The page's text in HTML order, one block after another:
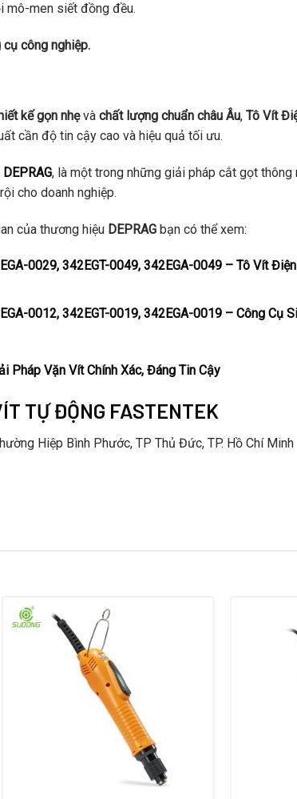
men siết đồng đều.
công nghiệp.
kế gọn nhẹvà chất lượng chuẩn châu Âu, Tô Vít
cần độ tin cậy cao và hiệu quả tối ưu.
, là một trong những giải pháp cắt gọt thông
cho doanh nghiệp.
của thương hiệu DEPRAG bạn có thể xem:
0029, 342EGT-0049, 342EGA-0049 – Tô Vít
0012, 342EGT-0019, 342EGA-0019 – Công Cụ
Pháp Vặn Vít Chính Xác, Đáng Tin Cậy
TỰ ĐỘNG FASTENTEK
Hiệp Bình Phước, TP Thủ Đức, TP. Hồ Chí Minh